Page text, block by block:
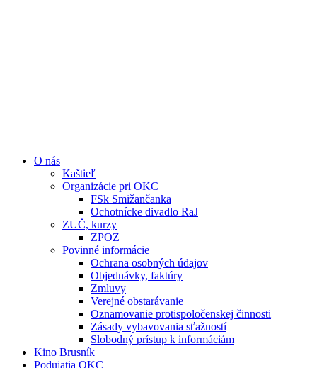
O nás
Kaštieľ
Organizácie pri OKC
FSk Smižančanka
Ochotnícke divadlo RaJ
ZUČ, kurzy
ZPOZ
Povinné informácie
Ochrana osobných údajov
Objednávky, faktúry
Zmluvy
Verejné obstarávanie
Oznamovanie protispoločenskej činnosti
Zásady vybavovania sťažností
Slobodný prístup k informáciám
Kino Brusník
Podujatia OKC